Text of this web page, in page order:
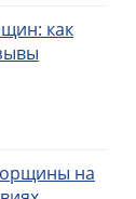
как
на